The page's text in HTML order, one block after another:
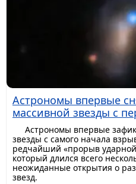
Астрономы впервые
массивной звезды с
Астрономы впервые
звезды с самого начала
редчайший «прорыв
который длился всего
неожиданные открытия о
звезд.